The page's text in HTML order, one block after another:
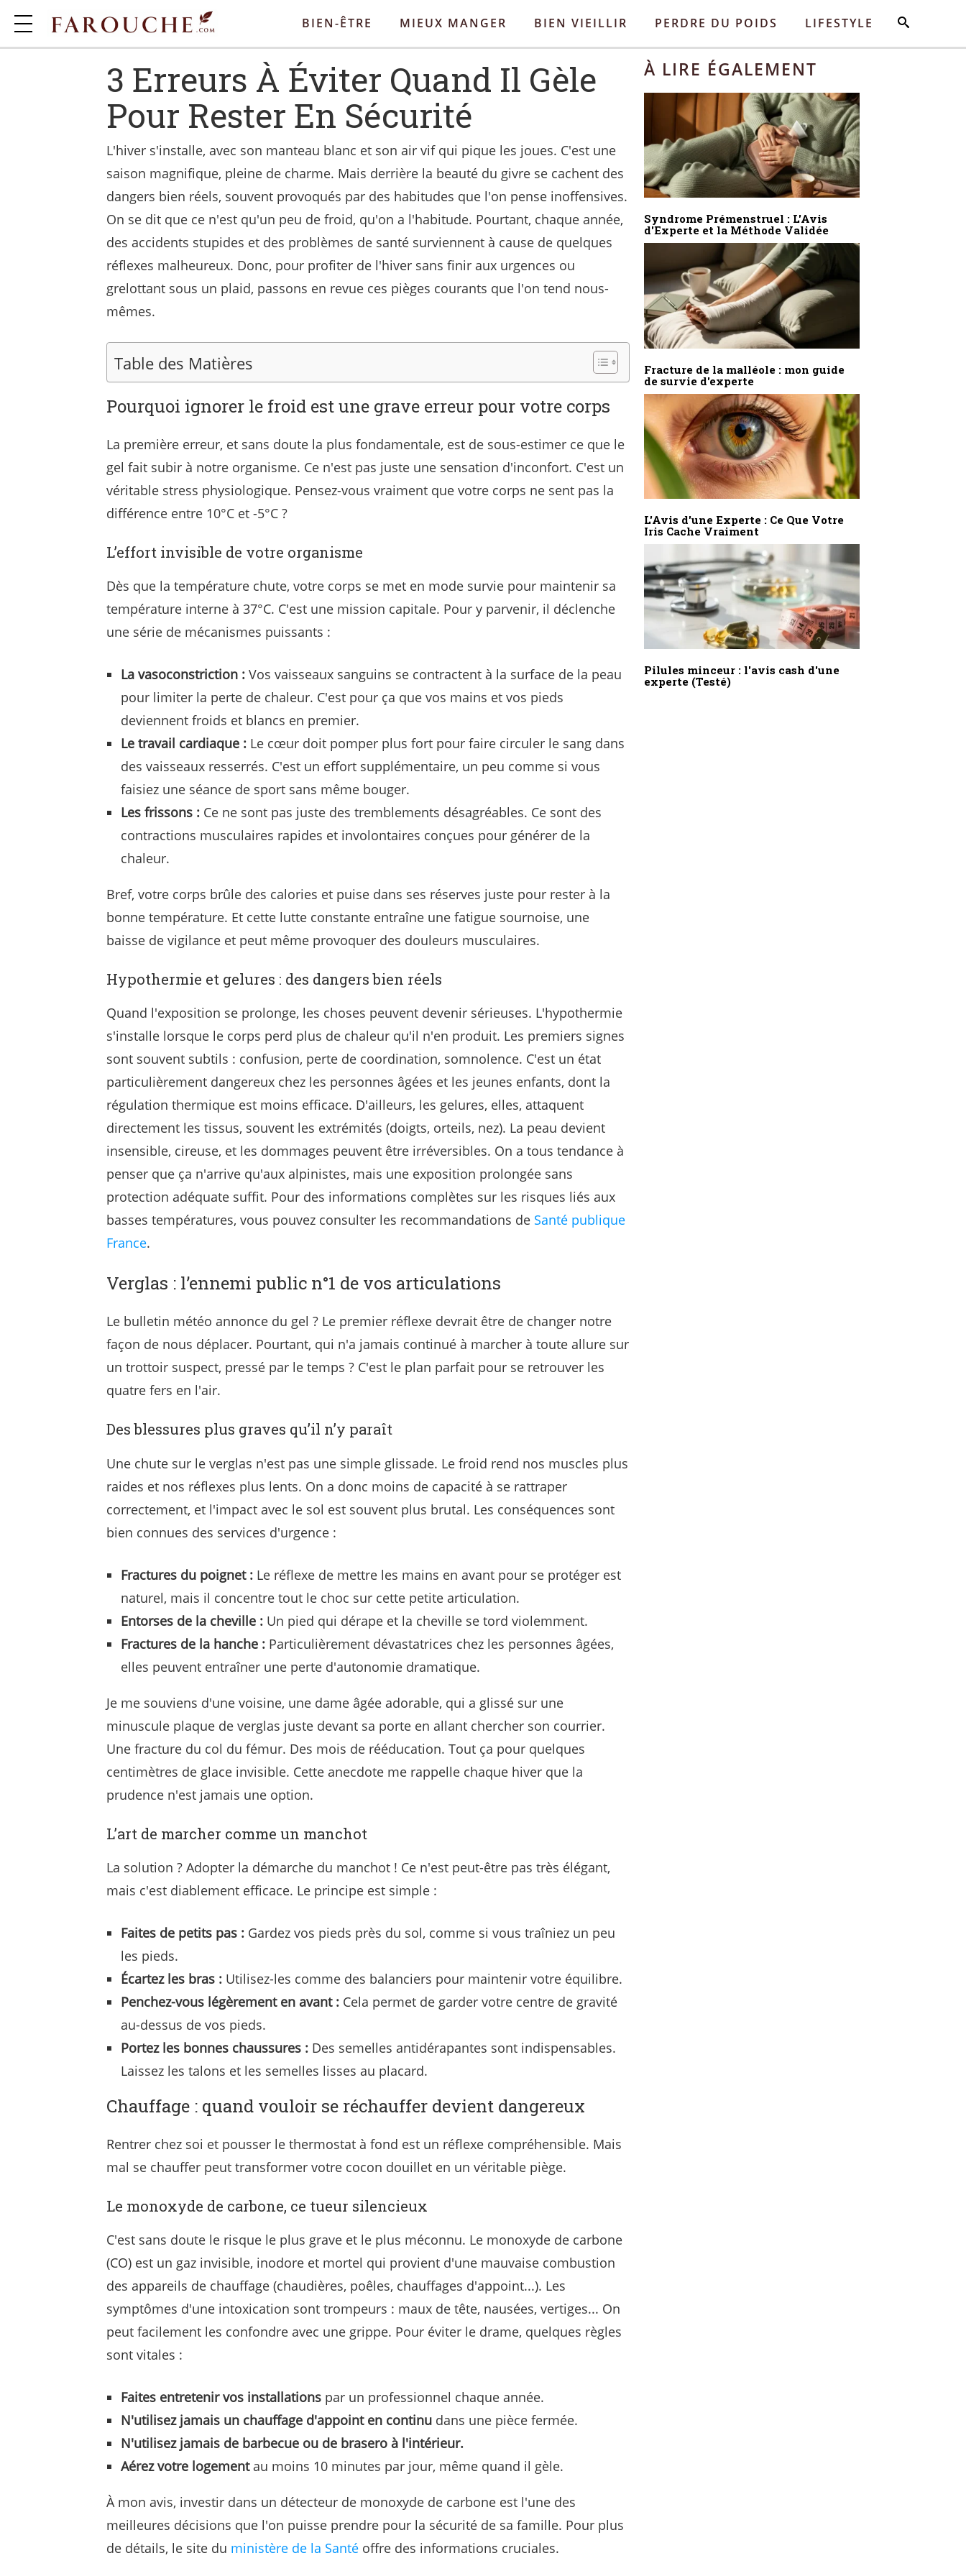
BIEN-ÊTRE MIEUX MANGER BIEN VIEILLIR PERDRE DU POIDS LIFESTYLE
3 Erreurs À Éviter Quand Il Gèle
Pour Rester En Sécurité
L'hiver s'installe, avec son manteau blanc et son air vif qui pique les joues. C'est une
saison magnifique, pleine de charme. Mais derrière la beauté du givre se cachent des
dangers bien réels, souvent provoqués par des habitudes que l'on pense inoffensives.
On se dit que ce n'est qu'un peu de froid, qu'on a l'habitude. Pourtant, chaque année,
des accidents stupides et des problèmes de santé surviennent à cause de quelques
réflexes malheureux. Donc, pour profiter de l'hiver sans finir aux urgences ou
grelottant sous un plaid, passons en revue ces pièges courants que l'on tend nous-
mêmes.
Table des Matières
Pourquoi ignorer le froid est une grave erreur pour votre corps
La première erreur, et sans doute la plus fondamentale, est de sous-estimer ce que le
gel fait subir à notre organisme. Ce n'est pas juste une sensation d'inconfort. C'est un
véritable stress physiologique. Pensez-vous vraiment que votre corps ne sent pas la
différence entre 10°C et -5°C ?
L’effort invisible de votre organisme
Dès que la température chute, votre corps se met en mode survie pour maintenir sa
température interne à 37°C. C'est une mission capitale. Pour y parvenir, il déclenche
une série de mécanismes puissants :
La vasoconstriction : Vos vaisseaux sanguins se contractent à la surface de la peau
pour limiter la perte de chaleur. C'est pour ça que vos mains et vos pieds
deviennent froids et blancs en premier.
Le travail cardiaque : Le cœur doit pomper plus fort pour faire circuler le sang dans
des vaisseaux resserrés. C'est un effort supplémentaire, un peu comme si vous
faisiez une séance de sport sans même bouger.
Les frissons : Ce ne sont pas juste des tremblements désagréables. Ce sont des
contractions musculaires rapides et involontaires conçues pour générer de la
chaleur.
Bref, votre corps brûle des calories et puise dans ses réserves juste pour rester à la
bonne température. Et cette lutte constante entraîne une fatigue sournoise, une
baisse de vigilance et peut même provoquer des douleurs musculaires.
Hypothermie et gelures : des dangers bien réels
Quand l'exposition se prolonge, les choses peuvent devenir sérieuses. L'hypothermie
s'installe lorsque le corps perd plus de chaleur qu'il n'en produit. Les premiers signes
sont souvent subtils : confusion, perte de coordination, somnolence. C'est un état
particulièrement dangereux chez les personnes âgées et les jeunes enfants, dont la
régulation thermique est moins efficace. D'ailleurs, les gelures, elles, attaquent
directement les tissus, souvent les extrémités (doigts, orteils, nez). La peau devient
insensible, cireuse, et les dommages peuvent être irréversibles. On a tous tendance à
penser que ça n'arrive qu'aux alpinistes, mais une exposition prolongée sans
protection adéquate suffit. Pour des informations complètes sur les risques liés aux
basses températures, vous pouvez consulter les recommandations de Santé publique
France.
Verglas : l’ennemi public n°1 de vos articulations
Le bulletin météo annonce du gel ? Le premier réflexe devrait être de changer notre
façon de nous déplacer. Pourtant, qui n'a jamais continué à marcher à toute allure sur
un trottoir suspect, pressé par le temps ? C'est le plan parfait pour se retrouver les
quatre fers en l'air.
Des blessures plus graves qu’il n’y paraît
Une chute sur le verglas n'est pas une simple glissade. Le froid rend nos muscles plus
raides et nos réflexes plus lents. On a donc moins de capacité à se rattraper
correctement, et l'impact avec le sol est souvent plus brutal. Les conséquences sont
bien connues des services d'urgence :
Fractures du poignet : Le réflexe de mettre les mains en avant pour se protéger est
naturel, mais il concentre tout le choc sur cette petite articulation.
Entorses de la cheville : Un pied qui dérape et la cheville se tord violemment.
Fractures de la hanche : Particulièrement dévastatrices chez les personnes âgées,
elles peuvent entraîner une perte d'autonomie dramatique.
Je me souviens d'une voisine, une dame âgée adorable, qui a glissé sur une
minuscule plaque de verglas juste devant sa porte en allant chercher son courrier.
Une fracture du col du fémur. Des mois de rééducation. Tout ça pour quelques
centimètres de glace invisible. Cette anecdote me rappelle chaque hiver que la
prudence n'est jamais une option.
L’art de marcher comme un manchot
La solution ? Adopter la démarche du manchot ! Ce n'est peut-être pas très élégant,
mais c'est diablement efficace. Le principe est simple :
Faites de petits pas : Gardez vos pieds près du sol, comme si vous traîniez un peu
les pieds.
Écartez les bras : Utilisez-les comme des balanciers pour maintenir votre équilibre.
Penchez-vous légèrement en avant : Cela permet de garder votre centre de gravité
au-dessus de vos pieds.
Portez les bonnes chaussures : Des semelles antidérapantes sont indispensables.
Laissez les talons et les semelles lisses au placard.
Chauffage : quand vouloir se réchauffer devient dangereux
Rentrer chez soi et pousser le thermostat à fond est un réflexe compréhensible. Mais
mal se chauffer peut transformer votre cocon douillet en un véritable piège.
Le monoxyde de carbone, ce tueur silencieux
C'est sans doute le risque le plus grave et le plus méconnu. Le monoxyde de carbone
(CO) est un gaz invisible, inodore et mortel qui provient d'une mauvaise combustion
des appareils de chauffage (chaudières, poêles, chauffages d'appoint...). Les
symptômes d'une intoxication sont trompeurs : maux de tête, nausées, vertiges... On
peut facilement les confondre avec une grippe. Pour éviter le drame, quelques règles
sont vitales :
Faites entretenir vos installations par un professionnel chaque année.
N'utilisez jamais un chauffage d'appoint en continu dans une pièce fermée.
N'utilisez jamais de barbecue ou de brasero à l'intérieur.
Aérez votre logementau moins 10 minutes par jour, même quand il gèle.
À mon avis, investir dans un détecteur de monoxyde de carbone est l'une des
meilleures décisions que l'on puisse prendre pour la sécurité de sa famille. Pour plus
de détails, le site du ministère de la Santé offre des informations cruciales.
À LIRE ÉGALEMENT
Syndrome Prémenstruel : L'Avis
d'Experte et la Méthode Validée
Fracture de la malléole : mon guide
de survie d'experte
L'Avis d'une Experte : Ce Que Votre
Iris Cache Vraiment
Pilules minceur : l'avis cash d'une
experte (Testé)